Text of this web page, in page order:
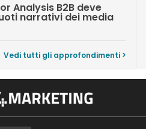
Analysis B2B deve
narrativi dei media
Vedi tutti gli approfondimenti >